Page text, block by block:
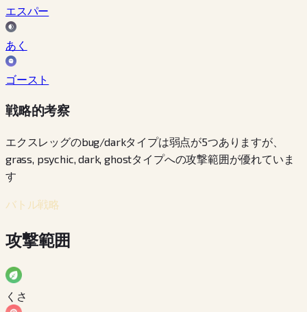
エスパー
あく
ゴースト
戦略的考察
エクスレッグのbug/darkタイプは弱点が5つありますが、
grass, psychic, dark, ghostタイプへの攻撃範囲が優れていま
す
バトル戦略
攻撃範囲
くさ